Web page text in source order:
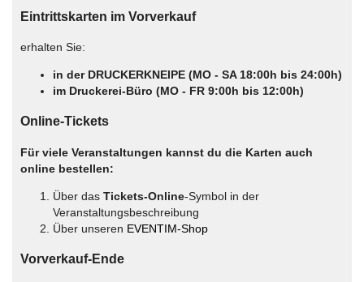
Eintrittskarten im Vorverkauf
erhalten Sie:
in der DRUCKERKNEIPE (MO - SA 18:00h bis 24:00h)
im Druckerei-Büro (MO - FR 9:00h bis 12:00h)
Online-Tickets
Für viele Veranstaltungen kannst du die Karten auch
online bestellen:
Über das Tickets-Online-Symbol in der
Veranstaltungsbeschreibung
Über unseren EVENTIM-Shop
Vorverkauf-Ende